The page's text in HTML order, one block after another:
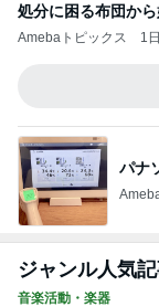
処分に困る布団か
Amebaトピックス 1
パナ
ジャンル人気
音楽活動・楽器